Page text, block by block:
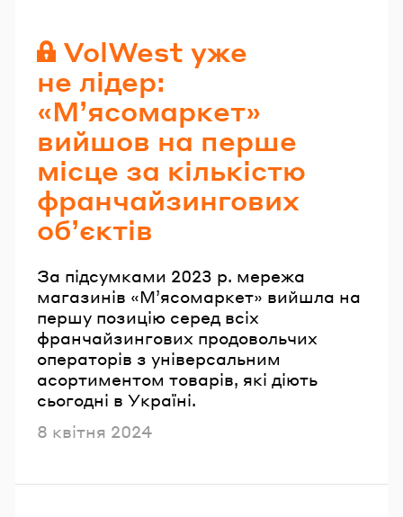
VolWest уже
не лідер:
«М’ясомаркет»
вийшов на перше
місце за кількістю
франчайзингових
об’єктів
За підсумками 2023 р. мережа
магазинів «М’ясомаркет» вийшла на
першу позицію серед всіх
франчайзингових продовольчих
операторів з універсальним
асортиментом товарів, які діють
сьогодні в Україні.
Опубліковано
8 квітня 2024